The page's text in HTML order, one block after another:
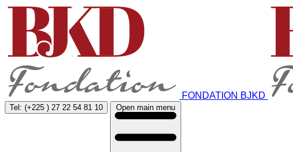
FONDATION BJKD
Tel: (+225 ) 27 22 54 81 10 Open main menu